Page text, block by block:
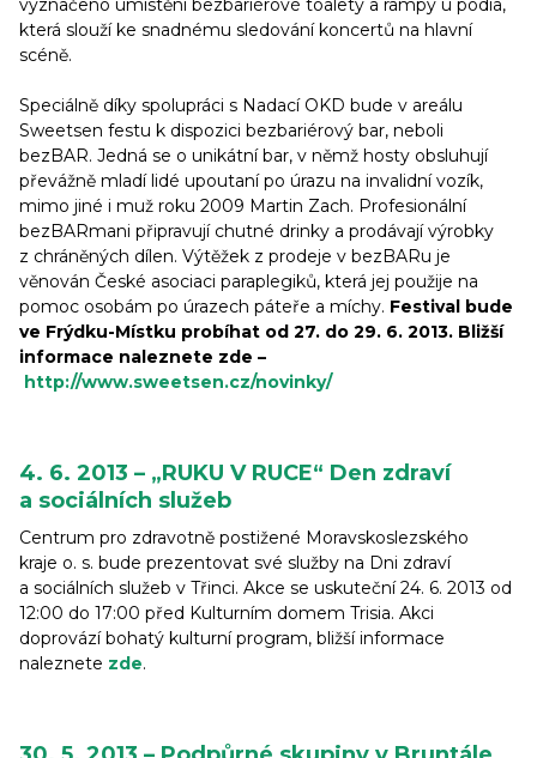
vyznačeno umístění bezbariérové toalety a rampy u pódia,
která slouží ke snadnému sledování koncertů na hlavní
scéně.
Speciálně díky spolupráci s Nadací OKD bude v areálu
Sweetsen festu k dispozici bezbariérový bar, neboli
bezBAR. Jedná se o unikátní bar, v němž hosty obsluhují
převážně mladí lidé upoutaní po úrazu na invalidní vozík,
mimo jiné i muž roku 2009 Martin Zach. Profesionální
bezBARmani připravují chutné drinky a prodávají výrobky
z chráněných dílen. Výtěžek z prodeje v bezBARu je
věnován České asociaci paraplegiků, která jej použije na
pomoc osobám po úrazech páteře a míchy. Festival bude
ve Frýdku-Místku probíhat od 27. do 29. 6. 2013. Bližší
informace naleznete zde –
http://www.sweetsen.cz/novinky/
4. 6. 2013 – „RUKU V RUCE“ Den zdraví
a sociálních služeb
Centrum pro zdravotně postižené Moravskoslezského
kraje o. s. bude prezentovat své služby na Dni zdraví
a sociálních služeb v Třinci. Akce se uskuteční 24. 6. 2013 od
12:00 do 17:00 před Kulturním domem Trisia. Akci
doprovází bohatý kulturní program, bližší informace
naleznete zde.